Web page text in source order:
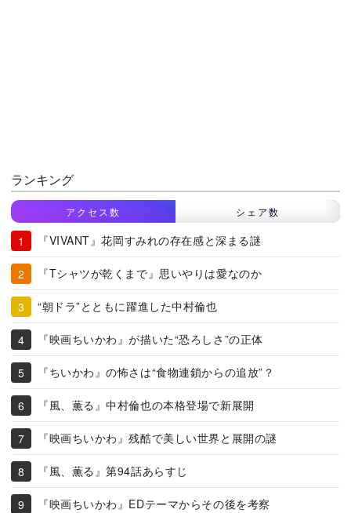
ランキング
アクセス数 シェア数
『VIVANT』花岡すみれの存在感と深まる謎
『Tシャツが乾くまで』思いやりは愛なのか
“朝ドラ”とともに躍進した中村倫也
『映画ちいかわ』が描いた“恐ろしさ”の正体
『ちいかわ』の怖さは“食物連鎖からの追放”？
『風、薫る』中村倫也の本格登場で新展開
『映画ちいかわ』残酷で美しい世界と展開の謎
『風、薫る』第94話あらすじ
『映画ちいかわ』EDテーマからその後を考察